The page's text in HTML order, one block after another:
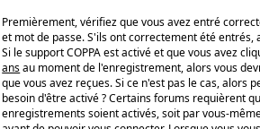
Premièrement, vérifiez que vous avez entré
et mot de passe. S'ils ont correctement été entrés,
Si le support COPPA est activé et que vous avez
ansau moment de l'enregistrement, alors vous
que vous avez reçues. Si ce n'est pas le cas, alors
besoin d'être activé ? Certains forums requièrent
enregistrements soient activés, soit par vous-